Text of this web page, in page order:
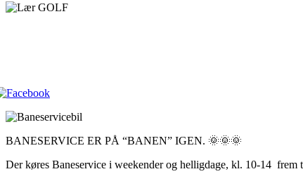
BANESERVICE ER PÅ “BANEN” IGEN. 🌞🌞🌞
Der køres Baneservice i weekender og helligdage, kl. 10-14 frem